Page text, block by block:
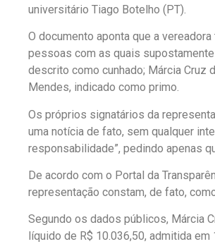
universitário Tiago Botelho (PT).
O documento aponta que a
pessoas com as quais
descrito como cunhado; Márcia Cruz
Mendes, indicado como primo.
Os próprios signatários da
uma notícia de fato, sem qualquer
responsabilidade”, pedindo apenas
De acordo com o Portal da
representação constam, de fato,
Segundo os dados públicos, Márcia
líquido de R$ 10.036,50, admitida